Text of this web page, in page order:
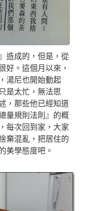
造成的，但是，從
好。這個月以來，
湯尼也開始動起
是太忙，無法思
，那些他已經知道
量規則法則』的概
每次回到家，大家
棄混亂，把居住的
美學態度吧。